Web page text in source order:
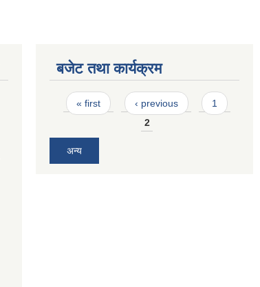
बजेट तथा कार्यक्रम
Pages
« first ‹ previous
1
2
अन्य